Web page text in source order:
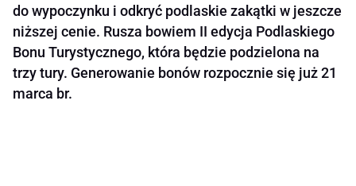
do wypoczynku i odkryć podlaskie zakątki w jeszcze
niższej cenie. Rusza bowiem II edycja Podlaskiego
Bonu Turystycznego, która będzie podzielona na
trzy tury. Generowanie bonów rozpocznie się już 21
marca br.